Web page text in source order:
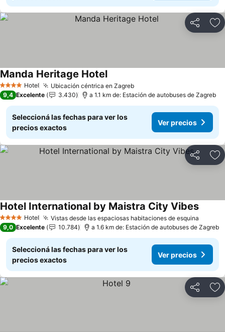
Compartir
4 EstrellasHotel Ubicación céntrica en Zagreb
Manda Heritage Hotel
9,4 Excelente 3.430 a 1.1 km de: Estación de autobuses de Zagreb
Seleccioná las fechas para ver los
precios exactos
Ver precios
Compartir
4 EstrellasHotel Vistas desde las espaciosas habitaciones de esquina
Hotel International by Maistra City Vibes
9,0 Excelente 10.784 a 1.6 km de: Estación de autobuses de Zagreb
Seleccioná las fechas para ver los
precios exactos
Ver precios
Compartir